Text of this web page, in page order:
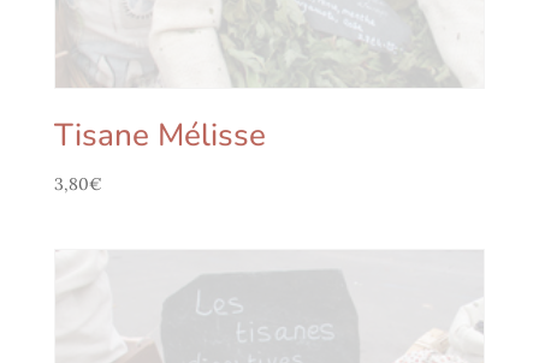
Tisane Mélisse
3,80€